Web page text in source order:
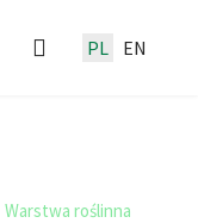
PL EN
Warstwa roślinna